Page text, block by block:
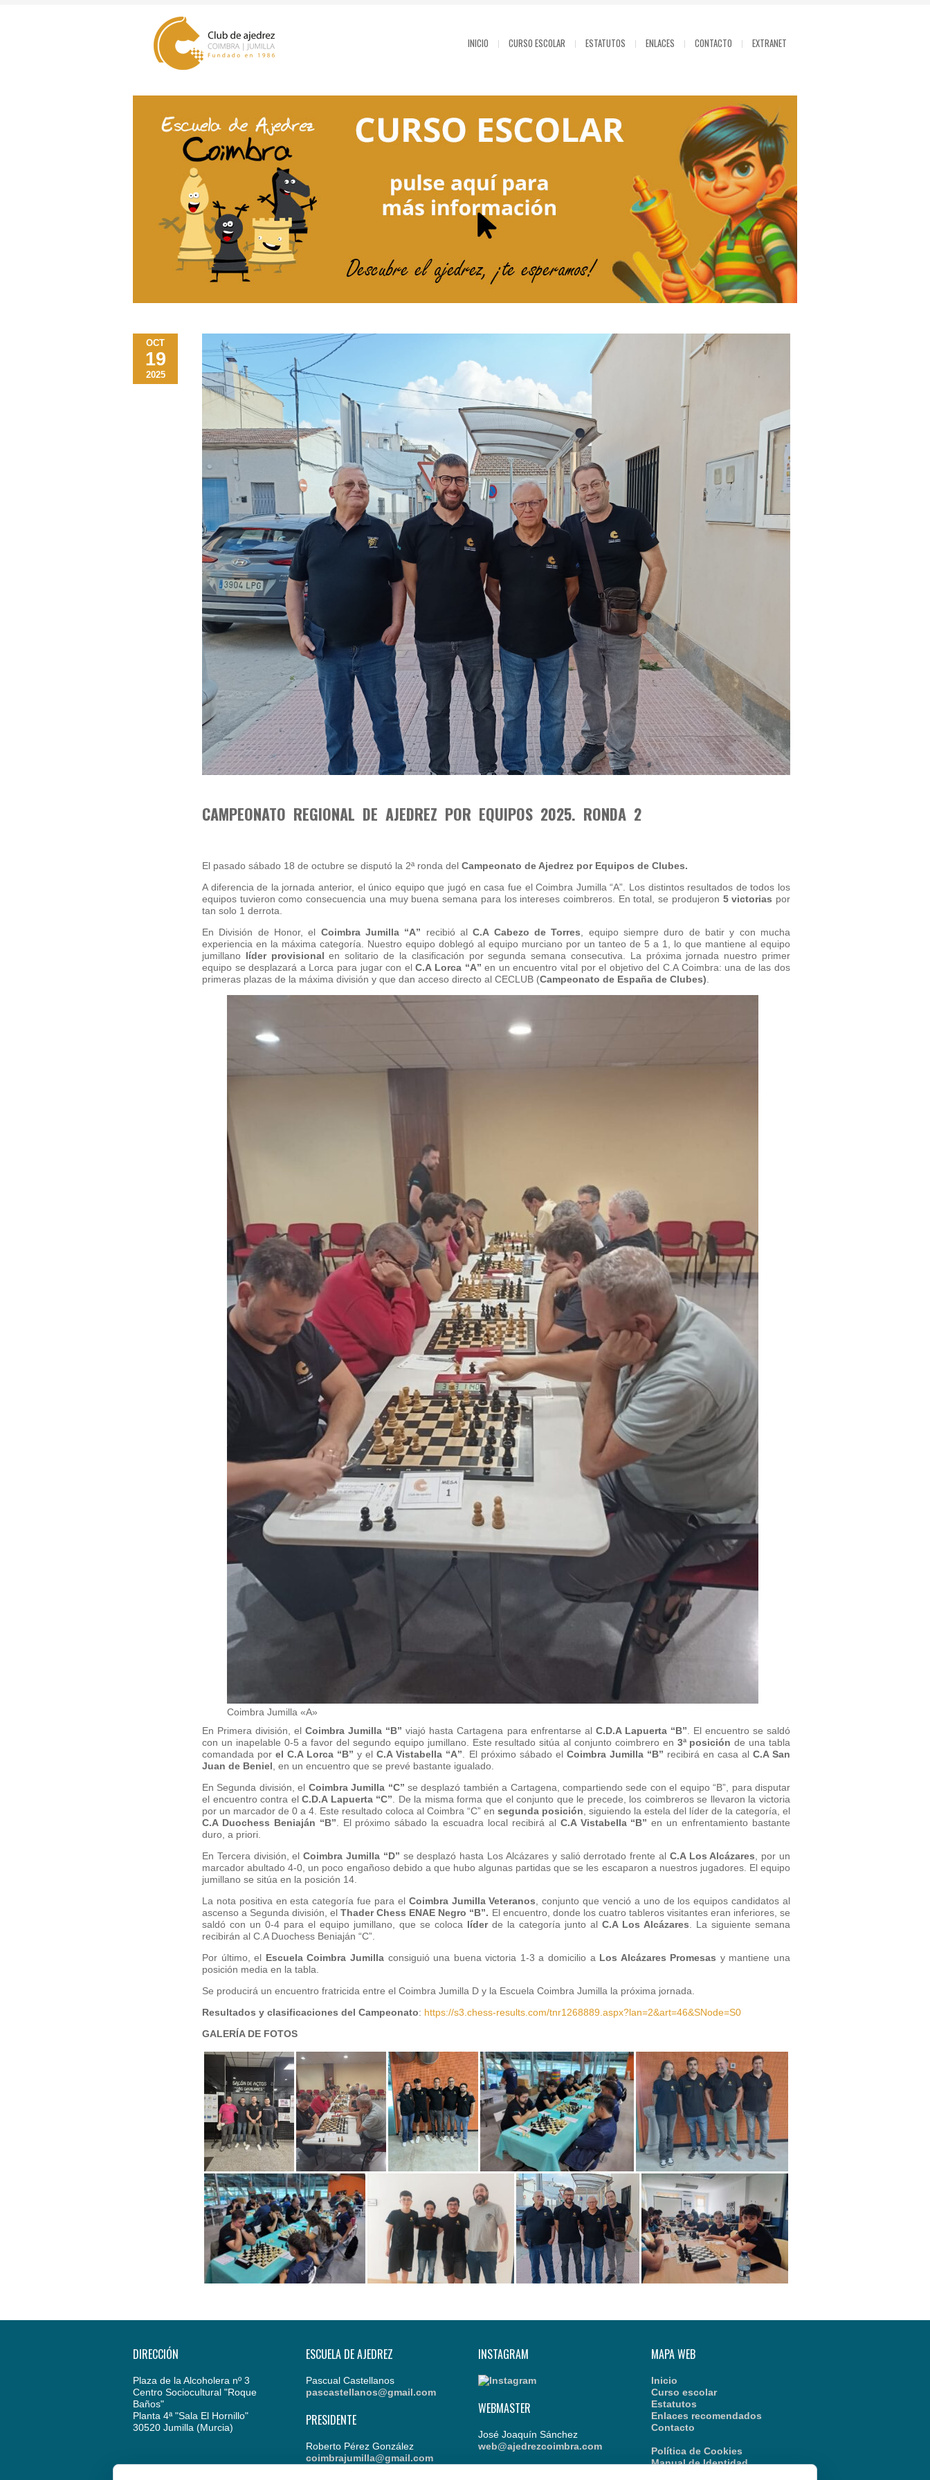
INICIO CURSO ESCOLAR ESTATUTOS ENLACES CONTACTO EXTRANET
OCT
19
2025
CAMPEONATO REGIONAL DE AJEDREZ POR EQUIPOS 2025. RONDA 2
El pasado sábado 18 de octubre se disputó la 2ª ronda del Campeonato de Ajedrez por Equipos de Clubes.
A diferencia de la jornada anterior, el único equipo que jugó en casa fue el Coimbra Jumilla “A”. Los distintos resultados de todos los
equipos tuvieron como consecuencia una muy buena semana para los intereses coimbreros. En total, se produjeron 5 victorias por
tan solo 1 derrota.
En División de Honor, el Coimbra Jumilla “A” recibió alC.A Cabezo de Torres , equipo siempre duro de batir y con mucha
experiencia en la máxima categoría. Nuestro equipo doblegó al equipo murciano por un tanteo de 5 a 1, lo que mantiene al equipo
jumillano líder provisional en solitario de la clasificación por segunda semana consecutiva. La próxima jornada nuestro primer
equipo se desplazará a Lorca para jugar con elC.A Lorca “A” en un encuentro vital por el objetivo del C.A Coimbra: una de las dos
primeras plazas de la máxima división y que dan acceso directo al CECLUB (Campeonato de España de Clubes)
Coimbra Jumilla «A»
En Primera división, elCoimbra Jumilla “B” viajó hasta Cartagena para enfrentarse al C.D.A Lapuerta “B” . El encuentro se saldó
con un inapelable 0-5 a favor del segundo equipo jumillano. Este resultado sitúa al conjunto coimbrero en 3ª posición de una tabla
comandada porel C.A Lorca “B” y elC.A Vistabella “A” . El próximo sábado el Coimbra Jumilla “B” recibirá en casa al C.A San
Juan de Beniel , en un encuentro que se prevé bastante igualado.
En Segunda división, el Coimbra Jumilla “C” se desplazó también a Cartagena, compartiendo sede con el equipo “B”, para disputar
el encuentro contra elC.D.A Lapuerta “C” . De la misma forma que el conjunto que le precede, los coimbreros se llevaron la victoria
por un marcador de 0 a 4. Este resultado coloca al Coimbra “C” en segunda posición , siguiendo la estela del líder de la categoría, el
C.A Duochess Beniaján “B” . El próximo sábado la escuadra local recibirá al C.A Vistabella “B” en un enfrentamiento bastante
duro, a priori.
En Tercera división, elCoimbra Jumilla “D” se desplazó hasta Los Alcázares y salió derrotado frente al C.A Los Alcázares , por un
marcador abultado 4-0, un poco engañoso debido a que hubo algunas partidas que se les escaparon a nuestros jugadores. El equipo
jumillano se sitúa en la posición 14.
La nota positiva en esta categoría fue para el Coimbra Jumilla Veteranos , conjunto que venció a uno de los equipos candidatos al
ascenso a Segunda división, elThader Chess ENAE Negro “B”. El encuentro, donde los cuatro tableros visitantes eran inferiores, se
saldó con un 0-4 para el equipo jumillano, que se coloca líderde la categoría junto al C.A Los Alcázares . La siguiente semana
recibirán al C.A Duochess Beniaján “C”.
Por último, el Escuela Coimbra Jumillaconsiguió una buena victoria 1-3 a domicilio a Los Alcázares Promesas y mantiene una
posición media en la tabla.
Se producirá un encuentro fratricida entre el Coimbra Jumilla D y la Escuela Coimbra Jumilla la próxima jornada.
Resultados y clasificaciones del Campeonato: https://s3.chess-results.com/tnr1268889.aspx?lan=2&art=46&SNode=S0
GALERÍA DE FOTOS
DIRECCIÓN
Plaza de la Alcoholera nº 3
Centro Sociocultural "Roque
Baños"
Planta 4ª "Sala El Hornillo"
30520 Jumilla (Murcia)
ESCUELA DE AJEDREZ
Pascual Castellanos
pascastellanos@gmail.com
PRESIDENTE
Roberto Pérez González
coimbrajumilla@gmail.com
INSTAGRAM
WEBMASTER
José Joaquín Sánchez
web@ajedrezcoimbra.com
MAPA WEB
Inicio
Curso escolar
Estatutos
Enlaces recomendados
Contacto
Política de Cookies
Manual de Identidad